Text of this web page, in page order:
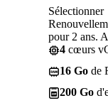
Sélectionner
pour 2 ans.
4 cœurs
16 Go de
200 Go